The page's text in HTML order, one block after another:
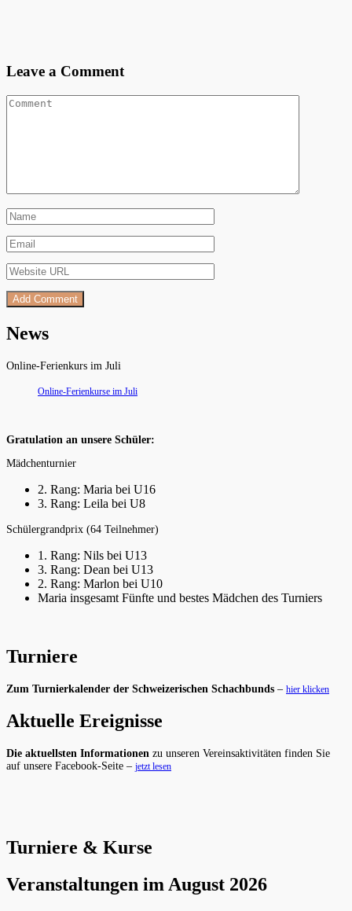
Leave a Comment
News
Online-Ferienkurs im Juli
Online-Ferienkurse im Juli
Gratulation an unsere Schüler:
Mädchenturnier
2. Rang: Maria bei U16
3. Rang: Leila bei U8
Schülergrandprix (64 Teilnehmer)
1. Rang: Nils bei U13
3. Rang: Dean bei U13
2. Rang: Marlon bei U10
Maria insgesamt Fünfte und bestes Mädchen des Turniers
Turniere
Zum Turnierkalender der Schweizerischen Schachbunds – hier klicken
Aktuelle Ereignisse
Die aktuellsten Informationen zu unseren Vereinsaktivitäten finden Sie
auf unsere Facebook-Seite – jetzt lesen
Turniere & Kurse
Veranstaltungen im August 2026